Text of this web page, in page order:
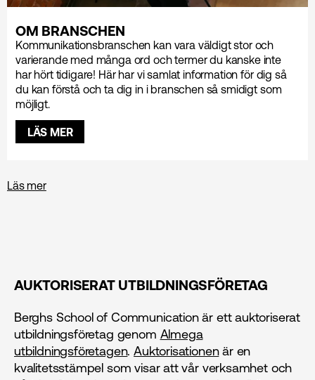
OM BRANSCHEN
Kommunikations­branschen kan vara väldigt stor och
varierande med många ord och termer du kanske inte
har hört tidigare! Här har vi samlat information för dig så
du kan förstå och ta dig in i branschen så smidigt som
möjligt.
LÄS MER
Läs mer
AUKTORISERAT UTBILDNINGSFÖRETAG
Berghs School of Communication är ett auktoriserat
utbildningsföretag genom Almega
utbildningsföretagen.Auktorisationenär en
kvalitetsstämpel som visar att vår verksamhet och